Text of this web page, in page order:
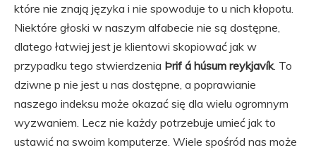
które nie znają języka i nie spowoduje to u nich kłopotu.
Niektóre głoski w naszym alfabecie nie są dostępne,
dlatego łatwiej jest je klientowi skopiować jak w
przypadku tego stwierdzenia Þrif á húsum reykjavík. To
dziwne p nie jest u nas dostępne, a poprawianie
naszego indeksu może okazać się dla wielu ogromnym
wyzwaniem. Lecz nie każdy potrzebuje umieć jak to
ustawić na swoim komputerze. Wiele spośród nas może